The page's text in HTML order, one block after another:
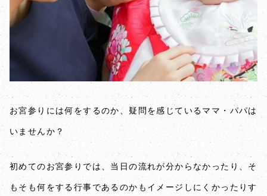
お宮参りには何をするのか、疑問を感じているママ・パパは
いませんか？
初めてのお宮参りでは、当日の流れが分からなかったり、そ
もそも何をする行事であるのかもイメージしにくかったりす